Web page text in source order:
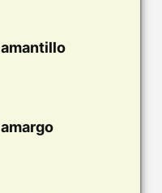
amantillo
amargo